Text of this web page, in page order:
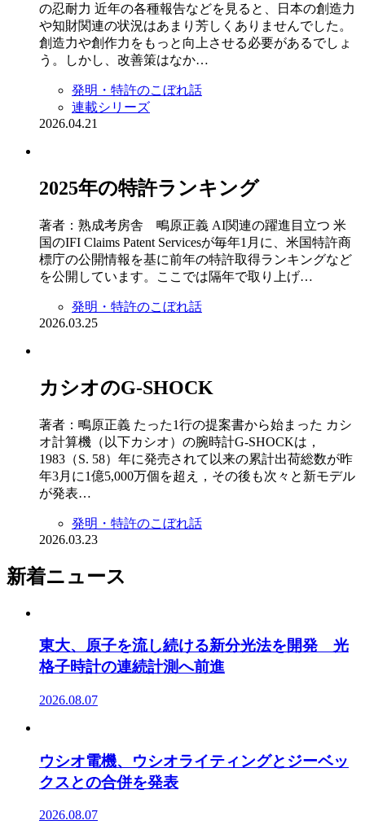
の忍耐力 近年の各種報告などを見ると、日本の創造力
や知財関連の状況はあまり芳しくありませんでした。
創造力や創作力をもっと向上させる必要があるでしょ
う。しかし、改善策はなか…
発明・特許のこぼれ話
連載シリーズ
2026.04.21
2025年の特許ランキング
著者：熟成考房舎 鴫原正義 AI関連の躍進目立つ 米
国のIFI Claims Patent Servicesが毎年1月に、米国特許商
標庁の公開情報を基に前年の特許取得ランキングなど
を公開しています。ここでは隔年で取り上げ…
発明・特許のこぼれ話
2026.03.25
カシオのG-SHOCK
著者：鴫原正義 たった1行の提案書から始まった カシ
オ計算機（以下カシオ）の腕時計G-SHOCKは，
1983（S. 58）年に発売されて以来の累計出荷総数が昨
年3月に1億5,000万個を超え，その後も次々と新モデル
が発表…
発明・特許のこぼれ話
2026.03.23
新着ニュース
東大、原子を流し続ける新分光法を開発 光
格子時計の連続計測へ前進
2026.08.07
ウシオ電機、ウシオライティングとジーベッ
クスとの合併を発表
2026.08.07